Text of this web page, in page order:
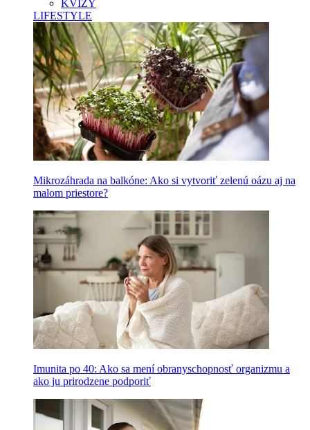
KVÍZY
LIFESTYLE
Mikrozáhrada na balkóne: Ako si vytvoriť zelenú oázu aj na
malom priestore?
Imunita po 40: Ako sa mení obranyschopnosť organizmu a
ako ju prirodzene podporiť